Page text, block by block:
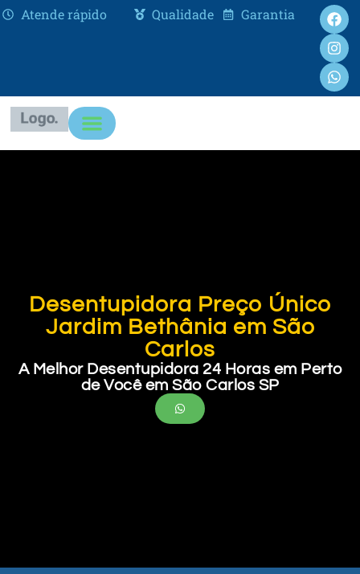
Atende rápido Qualidade Garantia
Desentupidora Preço Único
Jardim Bethânia em São
Carlos
A Melhor Desentupidora 24 Horas em Perto
de Você em São Carlos SP